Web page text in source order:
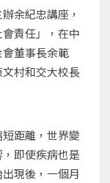
余紀忠講座，
責任」，在中
董事長余範
村和交大校長
距離，世界變
即使疾病也是
現後，一個月